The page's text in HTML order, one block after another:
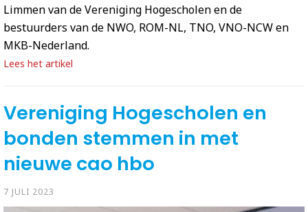
Limmen van de Vereniging Hogescholen en de
bestuurders van de NWO, ROM-NL, TNO, VNO-NCW en
MKB-Nederland.
Lees het artikel
Vereniging Hogescholen en
bonden stemmen in met
nieuwe cao hbo
7 JULI 2023